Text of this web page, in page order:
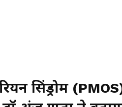
सिंड्रोम